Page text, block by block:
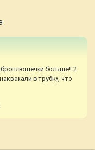
больше!! 2
в трубку, что